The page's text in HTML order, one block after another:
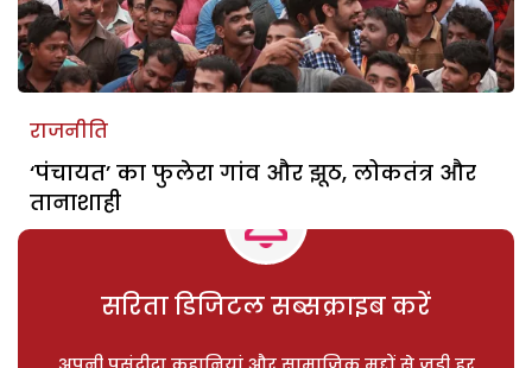
राजनीति
‘पंचायत’ का फुलेरा गांव और झूठ, लोकतंत्र और
तानाशाही
सरिता डिजिटल सब्सक्राइब करें